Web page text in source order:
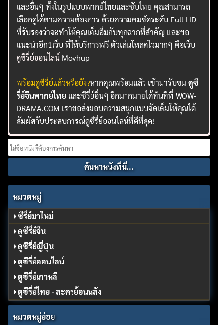
และอื่นๆ ทั้งในรูปแบบพากย์ไทยและซับไทย คุณสามารถ
เลือกดูได้ตามความต้องการ ด้วยความคมชัดระดับ Full HD
ที่รับรองว่าจะทำให้คุณเต็มอิ่มกับทุกฉากที่สำคัญ และขอ
แนะนำอีก1เว็บ ที่ให้บริการฟรี ตัวเล่นโหลดไวมากๆ คือเว็บ
ดูซีรี่ย์ออนไลน์ Movhup
พร้อมดูซีรี่ย์แล้วหรือยัง?หากคุณพร้อมแล้ว เข้ามารับชมดูซี
รี่ย์จีนพากย์ไทย และซีรี่ย์อื่นๆ อีกมากมายได้ทันทีที่ WOW-
DRAMA.COM เราขอส่งมอบความสนุกแบบจัดเต็มให้คุณได้
สัมผัสกับประสบการณ์ดูซีรี่ย์ออนไลน์ที่ดีที่สุด!
Search
for:
หมวดหมู่
ซีรี่ย์มาใหม่
ดูซีรี่ย์จีน
ดูซีรี่ย์ญี่ปุ่น
ดูซีรี่ย์ออนไลน์
ดูซีรี่ย์เกาหลี
ดูซีรี่ย์ไทย - ละครย้อนหลัง
หมวดหมู่ย่อย